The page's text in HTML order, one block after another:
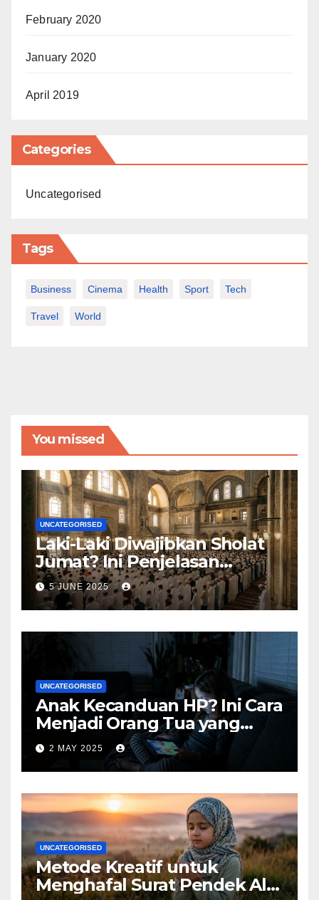
February 2020
January 2020
April 2019
Categories
Uncategorised
Tags
Business Cinema Health Sport Tech
Travel World
You missed
UNCATEGORISED
Laki-Laki Diwajibkan Sholat
Jumat? Ini Penjelasan
Lengkapnya
5 JUNE 2025
UNCATEGORISED
Anak Kecanduan HP? Ini Cara
Menjadi Orang Tua yang
Bijak
2 MAY 2025
UNCATEGORISED
Metode Kreatif untuk
Menghafal Surat Pendek Al-